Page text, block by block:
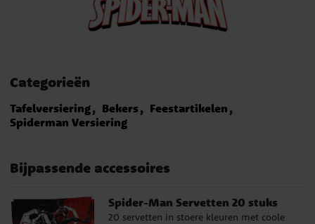
Categorieën
Tafelversiering Bekers
Feestartikelen
Spiderman Versiering
Bijpassende accessoires
Spider-Man Servetten 20 stuks
20 servetten in stoere kleuren met coole